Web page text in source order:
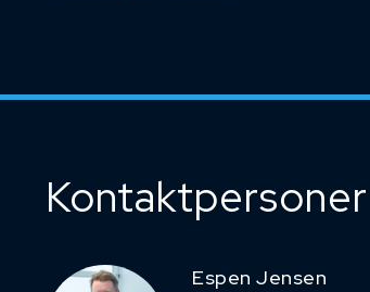
Kontaktpersoner
Espen Jensen